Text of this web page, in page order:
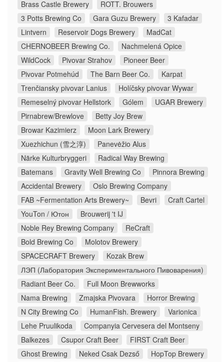
Brass Castle Brewery
ROTT. Brouwers
3 Potts Brewing Co
Gara Guzu Brewery
3 Kafadar
Lintvern
Reservoir Dogs Brewery
MadCat
CHERNOBEER Brewing Co.
Nachmelená Opice
WildCock
Pivovar Strahov
Pioneer Beer
Pivovar Potmehúd
The Barn Beer Co.
Karpat
Trenčiansky pivovar Lanius
Holíčsky pivovar Wywar
Remeselný pivovar Hellstork
Gólem
UGAR Brewery
Pirnabrew/Brewlove
Betty Joy Brew
Browar Kazimierz
Moon Lark Brewery
Xuezhichun (雪之淳)
Panevėžio Alus
Närke Kulturbryggeri
Radical Way Brewing
Batemans
Gravity Well Brewing Co
Pinnora Brewing
Accidental Brewery
Oslo Brewing Company
FAB ~Fermentation Arts Brewery~
Bevri
Craft Cartel
YouTon / Ютон
Brouwerij 't IJ
Noble Rey Brewing Company
ReCraft
Bold Brewing Co
Molotov Brewery
SPACECRAFT Brewery
Kozak Brew
ЛЭП (Лаборатория Экспериментального Пивоварения)
Radiant Beer Co.
Full Moon Brewworks
Nama Brewing
Zmajska Pivovara
Horror Brewing
N City Brewing Co
HumanFish. Brewery
Varionica
Lehe Pruulikoda
Companyia Cervesera del Montseny
Balkezes
Csupor Craft Beer
FIRST Craft Beer
Ghost Brewing
Neked Csak Dezső
HopTop Brewery